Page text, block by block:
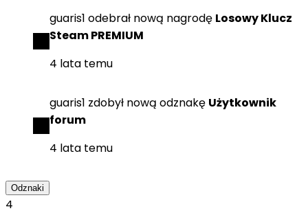
guaris1 odebrał nową nagrodę Losowy Klucz
Steam PREMIUM
4 lata temu
guaris1 zdobył nową odznakę Użytkownik
forum
4 lata temu
Odznaki
4